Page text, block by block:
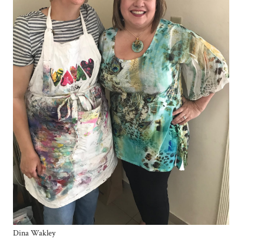
Dina Wakley